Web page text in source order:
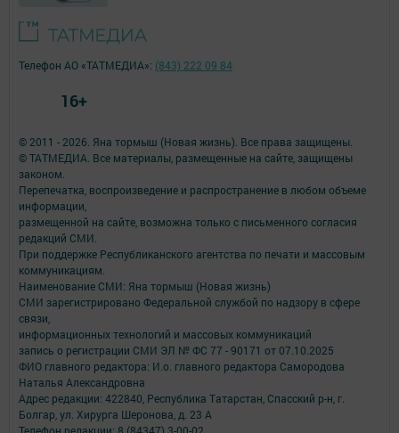
© 2011 - 2026. Яна тормыш (Новая жизнь). Все права защищены.
© ТАТМЕДИА. Все материалы, размещенные на сайте, защищены
законом.
Перепечатка, воспроизведение и распространение в любом объеме
информации,
размещенной на сайте, возможна только с письменного согласия
редакций СМИ.
При поддержке Республиканского агентства по печати и массовым
коммуникациям.
Наименование СМИ: Яна тормыш (Новая жизнь)
СМИ зарегистрировано Федеральной службой по надзору в сфере
связи,
информационных технологий и массовых коммуникаций
запись о регистрации СМИ ЭЛ № ФС 77 - 90171 от 07.10.2025
ФИО главного редактора: И.о. главного редактора Самородова
Наталья Александровна
Адрес редакции: 422840, Республика Татарстан, Спасский р-н, г.
Болгар, ул. Хирурга Шеронова, д. 23 А
Телефон редакции: 8 (84347) 3-00-02.
Телефон АО «ТАТМЕДИА»: (843) 222 09 84
16+